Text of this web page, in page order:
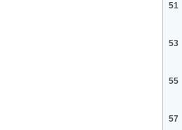
51
53
55
57